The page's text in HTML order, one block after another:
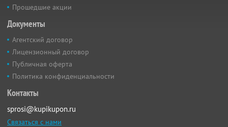
Прошедшие акции
Документы
Агентский договор
Лицензионный договор
Публичная оферта
Политика конфиденциальности
Контакты
sprosi@kupikupon.ru
Связаться с нами